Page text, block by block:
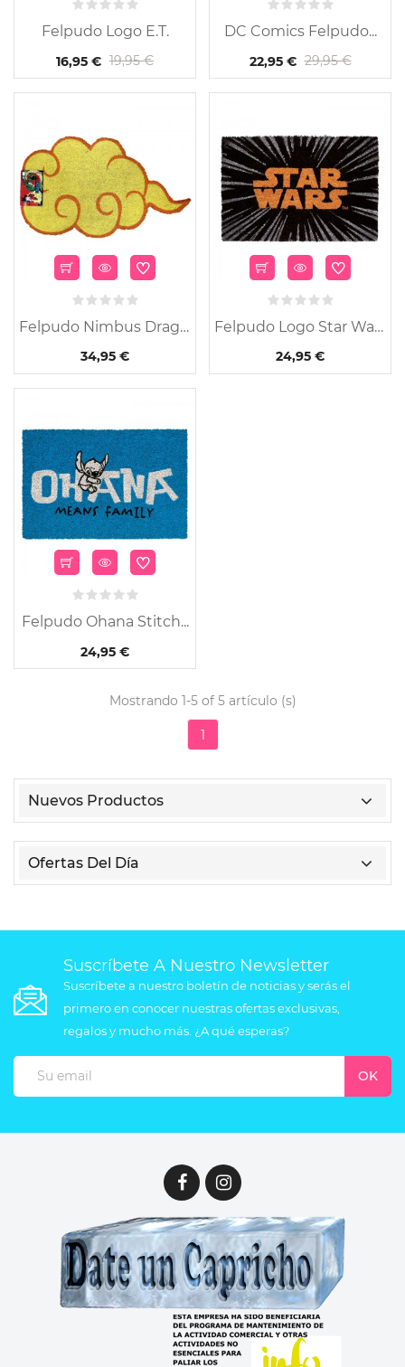
Felpudo Logo E.T.
16,95 € 19,95 €
DC Comics Felpudo...
22,95 € 29,95 €
Felpudo Nimbus Dragon...
34,95 €
Felpudo Logo Star Wars
24,95 €
Felpudo Ohana Stitch...
24,95 €
Mostrando 1-5 of 5 artículo (s)
1
Nuevos Productos
Ofertas Del Día
Suscríbete A Nuestro Newsletter
Suscríbete a nuestro boletín de noticias y serás el
primero en conocer nuestras ofertas exclusivas,
regalos y mucho más. ¿A qué esperas?